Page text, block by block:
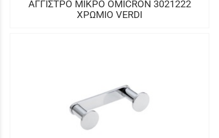
ΑΓΓΙΣΤΡΟ ΜΙΚΡΟ OMICRON 3021222
ΧΡΩΜΙΟ VERDI